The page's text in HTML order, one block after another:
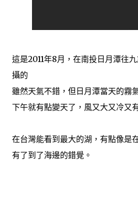
這是2011年8月，在南投日月潭往
攝的
雖然天氣不錯，但日月潭當天的霧
下午就有點變天了，風又大又冷又
在台灣能看到最大的湖，有點像是
有了到了海邊的錯覺。